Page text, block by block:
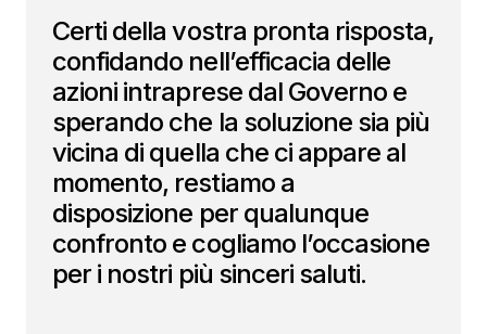
Certi della vostra pronta risposta,
confidando nell’efficacia delle
azioni intraprese dal Governo e
sperando che la soluzione sia più
vicina di quella che ci appare al
momento, restiamo a
disposizione per qualunque
confronto e cogliamo l’occasione
per i nostri più sinceri saluti.